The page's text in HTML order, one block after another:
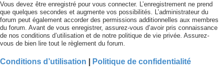
Vous devez être enregistré pour vous connecter. L’enregistrement ne prend
que quelques secondes et augmente vos possibilités. L’administrateur du
forum peut également accorder des permissions additionnelles aux membres
du forum. Avant de vous enregistrer, assurez-vous d’avoir pris connaissance
de nos conditions d’utilisation et de notre politique de vie privée. Assurez-
vous de bien lire tout le règlement du forum.
Conditions d’utilisation Politique de confidentialité